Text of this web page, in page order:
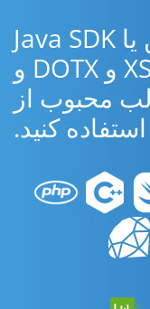
از برنامه رایگان آنلاین یا Java SDK
برای تبدیل بین XSLFO و DOTX و
محبوب از